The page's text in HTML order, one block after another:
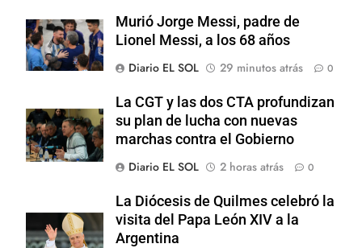
Murió Jorge Messi, padre de
Lionel Messi, a los 68 años
Diario EL SOL
29 minutos atrás 0
La CGT y las dos CTA profundizan
su plan de lucha con nuevas
marchas contra el Gobierno
Diario EL SOL
2 horas atrás 0
La Diócesis de Quilmes celebró la
visita del Papa León XIV a la
Argentina